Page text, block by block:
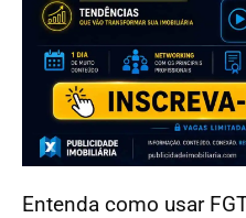
Entenda como usar